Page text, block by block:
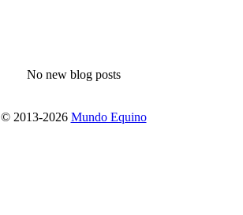
No new blog posts
© 2013-2026 Mundo Equino